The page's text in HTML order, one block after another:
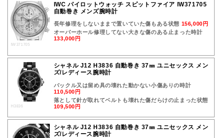
IW371705
IWC パイロットウォッチ スピットファイア IW371705
自動巻き メンズ腕時計
長年修理をしないままで置いていた傷もある状態 156,000円
オーバーホール修理してない大きな傷のある止まった時計
133,000円
H3836
シャネル J12 H3836 自動巻き 37㎜ ユニセックス メン
ズ/レディース腕時計
バックル又は留め具の壊れた動かない小傷ありの時計
110,500円
落として針が取れてベルトも壊れた傷だらけの止まった状態
109,500円
シャネル J12 H3836 自動巻き 37㎜ ユニセックス メン
ズ/レディース腕時計